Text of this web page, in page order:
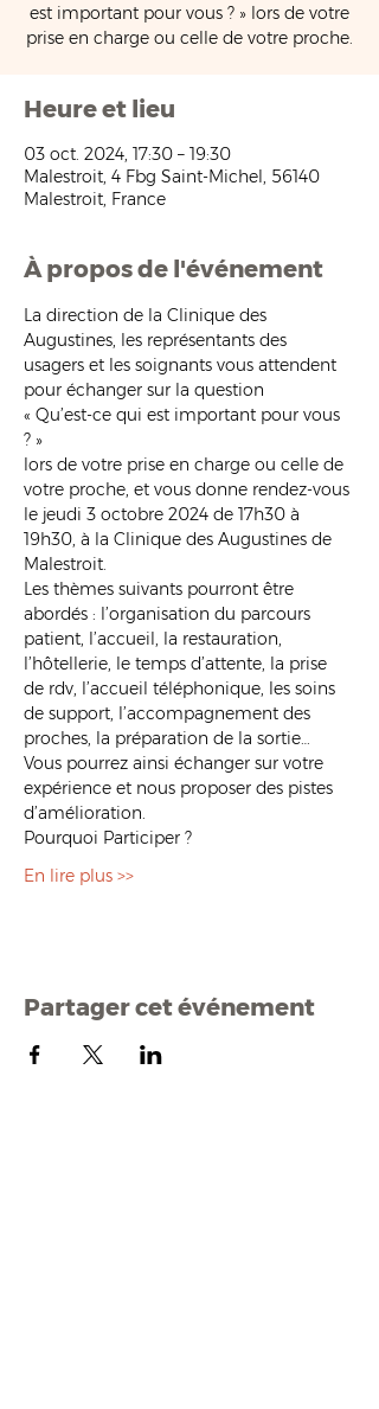
est important pour vous ? » lors de votre
prise en charge ou celle de votre proche.
Heure et lieu
03 oct. 2024, 17:30 – 19:30
Malestroit, 4 Fbg Saint-Michel, 56140
Malestroit, France
À propos de l'événement
La direction de la Clinique des
Augustines, les représentants des
usagers et les soignants vous attendent
pour échanger sur la question
« Qu’est-ce qui est important pour vous
? »
lors de votre prise en charge ou celle de
votre proche, et vous donne rendez-vous
le jeudi 3 octobre 2024 de 17h30 à
19h30, à la Clinique des Augustines de
Malestroit.
Les thèmes suivants pourront être
abordés : l’organisation du parcours
patient, l’accueil, la restauration,
l’hôtellerie, le temps d’attente, la prise
de rdv, l’accueil téléphonique, les soins
de support, l’accompagnement des
proches, la préparation de la sortie…
Vous pourrez ainsi échanger sur votre
expérience et nous proposer des pistes
d’amélioration.
Pourquoi Participer ?
En lire plus >>
Partager cet événement